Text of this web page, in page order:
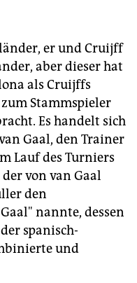
er und Cruijff
aber dieser hat
als Cruijffs
Stammspieler
Es handelt sich
Gaal, den Trainer
Lauf des Turniers
von van Gaal
den
nannte, dessen
spanisch-
und